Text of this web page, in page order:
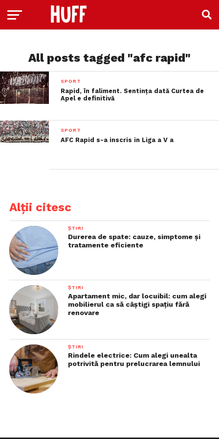
All posts tagged "afc rapid"
SPORT
Rapid, în faliment. Sentința dată Curtea de
Apel e definitivă
SPORT
AFC Rapid s-a inscris in Liga a V a
Alții citesc
ȘTIRI
Durerea de spate: cauze, simptome și
tratamente eficiente
ȘTIRI
Apartament mic, dar locuibil: cum alegi
mobilierul ca să câștigi spațiu fără
renovare
ȘTIRI
Rindele electrice: Cum alegi unealta
potrivită pentru prelucrarea lemnului